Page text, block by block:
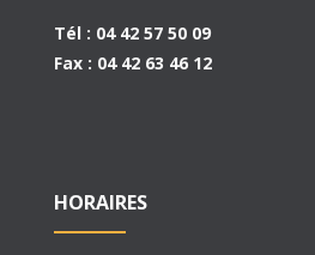
Tél : 04 42 57 50 09
Fax : 04 42 63 46 12
HORAIRES